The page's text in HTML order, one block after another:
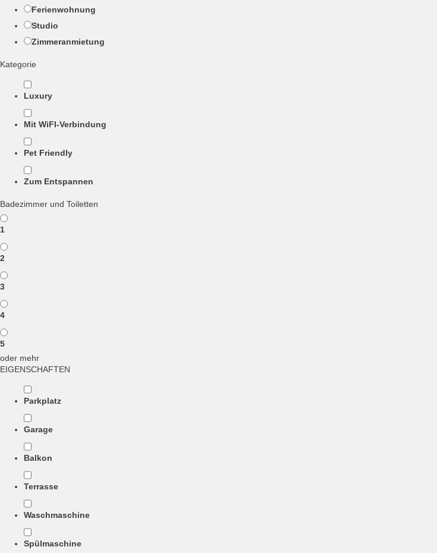
Ferienwohnung
Studio
Zimmeranmietung
Kategorie
Luxury
Mit WiFI-Verbindung
Pet Friendly
Zum Entspannen
Badezimmer und Toiletten
1
2
3
4
5
oder mehr
EIGENSCHAFTEN
Parkplatz
Garage
Balkon
Terrasse
Waschmaschine
Spülmaschine